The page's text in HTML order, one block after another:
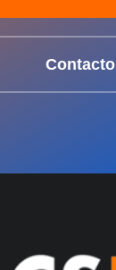
Contacto